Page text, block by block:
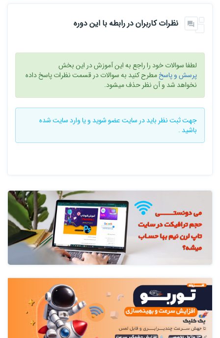
نظرات کاربران در رابطه با این دوره
لطفا سوالات خود را راجع به این آموزش در این بخش
پرسش و پاسخمطرح کنید به سوالات در قسمت نظرات پاسخ داده
نخواهد شد و آن نظر حذف میشود.
جهت ثبت نظر باید در سایتعضو شوید و یاوارد سایتشده
باشید .